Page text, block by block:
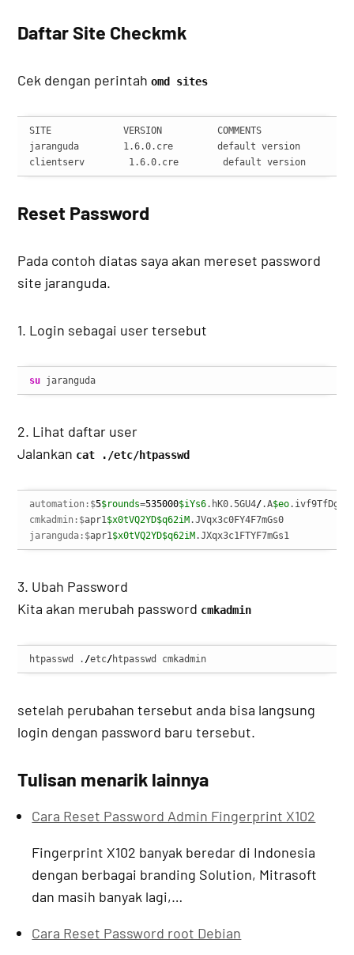
Daftar Site Checkmk
Cek dengan perintahomd sites
SITE             VERSION          COMMENTS
jaranguda        1.6.0.cre        default version
clientserv        1.6.0.cre        default version
Reset Password
Pada contoh diatas saya akan mereset password
site jaranguda.
1. Login sebagai user tersebut
su jaranguda
2. Lihat daftar user
Jalankan cat ./etc/htpasswd
automation:$5$rounds=535000$iYs6.hK0.5GU4/.A$eo
cmkadmin:$apr1$x0tVQ2YD$q62iM
jaranguda:$apr1$x0tVQ2YD$q62iM .JXqx3c1FTYF7mGs1
3. Ubah Password
Kita akan merubah password cmkadmin
htpasswd . /etc/htpasswd cmkadmin
setelah perubahan tersebut anda bisa langsung
login dengan password baru tersebut.
Tulisan menarik lainnya
Cara Reset Password Admin Fingerprint X102
Fingerprint X102 banyak beredar di Indonesia
dengan berbagai branding Solution, Mitrasoft
dan masih banyak lagi,…
Cara Reset Password root Debian